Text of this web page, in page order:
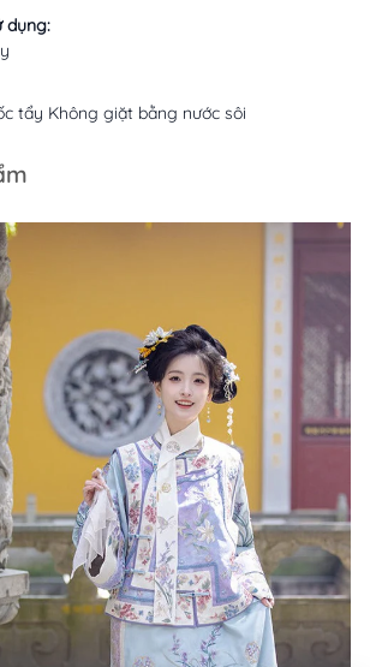
dụng:
tẩy Không giặt bằng nước sôi